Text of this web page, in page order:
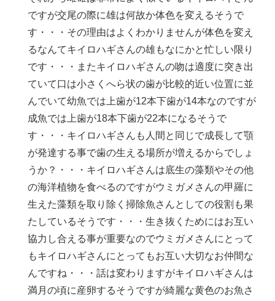
ですが交尾の際に雄は何故か体色を変えるそうで
す・・・その理由はよくわかりませんが体色を変え
るなんてキイロハギさんの雄もなにかと忙しい限り
です・・・またキイロハギさんの吻は適度に突き出
ていて口は小さくへら状の歯が比較的近い位置に並
んでいて幼魚では上歯が12本下歯が14本なのですが
成魚では上歯が18本下歯が22本になるそうで
す・・・キイロハギさんも人間と同じで成長して顎
が発達する事で歯の生える場所が増えるからでしょ
うか？・・・キイロハギさんは底生の藻類やその他
の海洋植物を食べるのですがウミガメさんの甲羅に
生えた藻類を取り除く掃除魚さんとしての役割も果
たしているそうです・・・生き抜くためにはお互い
協力し合える事が重要なのでウミガメさんにとって
もキイロハギさんにとってもお互い大切なお仲間な
んですね・・・話は変わりますがキイロハギさんは
満月の頃に産卵するそうですが綺麗な黄色のお魚さ